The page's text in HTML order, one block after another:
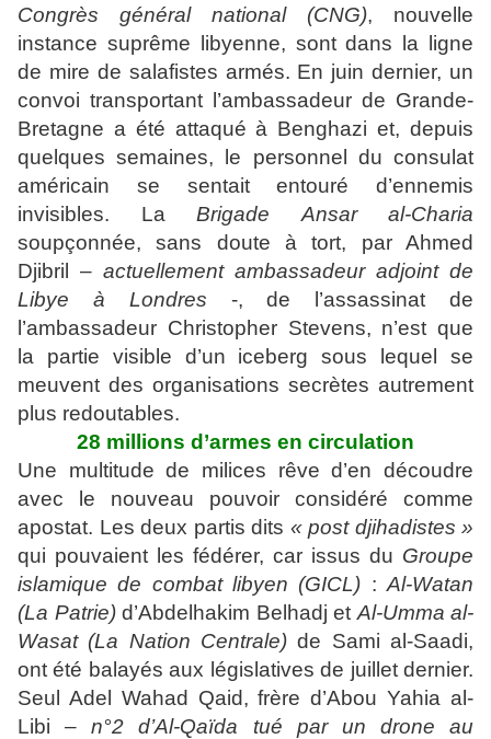
Congrès général national
(CNG), nouvelle
instance suprême libyenne, sont dans la ligne
de mire de salafistes armés. En juin dernier, un
convoi transportant l’ambassadeur de Grande-
Bretagne a été attaqué à Benghazi et, depuis
quelques semaines, le personnel du consulat
américain se sentait entouré d’ennemis
invisibles. La Brigade
Ansar al-Charia
soupçonnée, sans doute à tort, par Ahmed
Djibril – actuellement ambassadeur adjoint de
Libye à Londres -, de l’assassinat de
l’ambassadeur Christopher Stevens, n’est que
la partie visible d’un iceberg sous lequel se
meuvent des organisations secrètes autrement
plus redoutables.
28 millions d’armes en circulation
Une multitude de milices rêve d’en découdre
avec le nouveau pouvoir considéré comme
apostat. Les deux partis dits « post djihadistes »
qui pouvaient les fédérer, car issus du Groupe
islamique de combat libyen (GICL) :Al-Watan
(La Patrie)d’Abdelhakim Belhadj et Al-Umma al-
Wasat (La Nation Centrale) de Sami al-Saadi,
ont été balayés aux législatives de juillet dernier.
Seul Adel Wahad Qaid, frère d’Abou Yahia al-
Libi –n°2 d’Al-Qaïda tué par un drone au